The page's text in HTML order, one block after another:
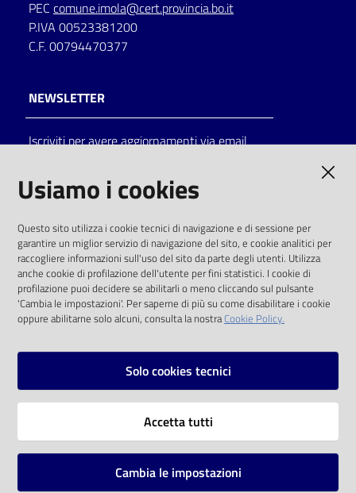
on line
Eventi
Chiedi al
bibliotecario
Avvisi
PEC comune.imola@cert.provincia.bo.it
P.IVA 00523381200
C.F. 00794470377
NEWSLETTER
Iscriviti per avere aggiornamenti via email
solo alle condizioni previste dalla direttiva
comunitaria 2003/98/CE e dal d.lgs. 36/2006
SOCIAL
Instagram
Vai alla pagina
Usiamo i cookies
Questo sito utilizza i cookie tecnici di navigazione e di sessione per
garantire un miglior servizio di navigazione del sito, e cookie analitici per
raccogliere informazioni sull'uso del sito da parte degli utenti. Utilizza
anche cookie di profilazione dell'utente per fini statistici. I cookie di
profilazione puoi decidere se abilitarli o meno cliccando sul pulsante
'Cambia le impostazioni'. Per saperne di più su come disabilitare i cookie
oppure abilitarne solo alcuni, consulta la nostraCookie Policy.
Solo cookies tecnici
Accetta tutti
Cambia le impostazioni